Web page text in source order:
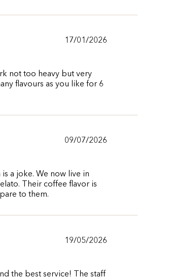
17/01/2026
not too heavy but very
flavours as you like for 6
09/07/2026
a joke. We now live in
Their coffee flavor is
to them.
19/05/2026
the best service! The staff